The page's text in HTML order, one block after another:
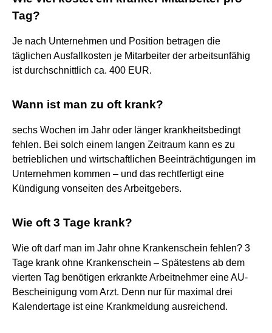
Tag?
Je nach Unternehmen und Position betragen die
täglichen Ausfallkosten je Mitarbeiter der arbeitsunfähig
ist durchschnittlich ca. 400 EUR.
Wann ist man zu oft krank?
sechs Wochen im Jahr oder länger krankheitsbedingt
fehlen. Bei solch einem langen Zeitraum kann es zu
betrieblichen und wirtschaftlichen Beeinträchtigungen im
Unternehmen kommen – und das rechtfertigt eine
Kündigung vonseiten des Arbeitgebers.
Wie oft 3 Tage krank?
Wie oft darf man im Jahr ohne Krankenschein fehlen? 3
Tage krank ohne Krankenschein – Spätestens ab dem
vierten Tag benötigen erkrankte Arbeitnehmer eine AU-
Bescheinigung vom Arzt. Denn nur für maximal drei
Kalendertage ist eine Krankmeldung ausreichend.